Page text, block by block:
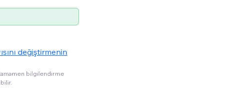
değiştirmenin
bilgilendirme